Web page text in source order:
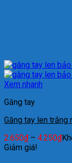
Xem nhanh
Găng tay
Găng tay len trắng
2.650₫ – 4.250₫
Giảm giá!